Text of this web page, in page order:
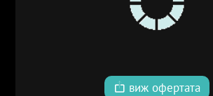
виж офертата